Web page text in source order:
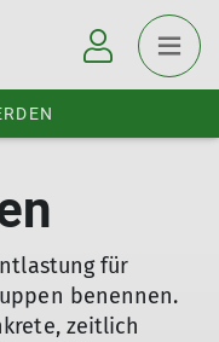
für
benennen.
zeitlich